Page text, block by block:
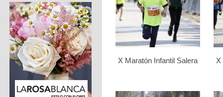
X Maratón Infantil Salera X